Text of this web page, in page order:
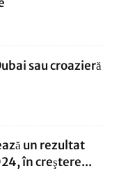
sau croazieră
un rezultat
în creştere...